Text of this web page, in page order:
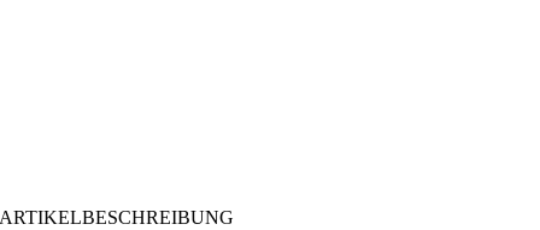
ARTIKELBESCHREIBUNG